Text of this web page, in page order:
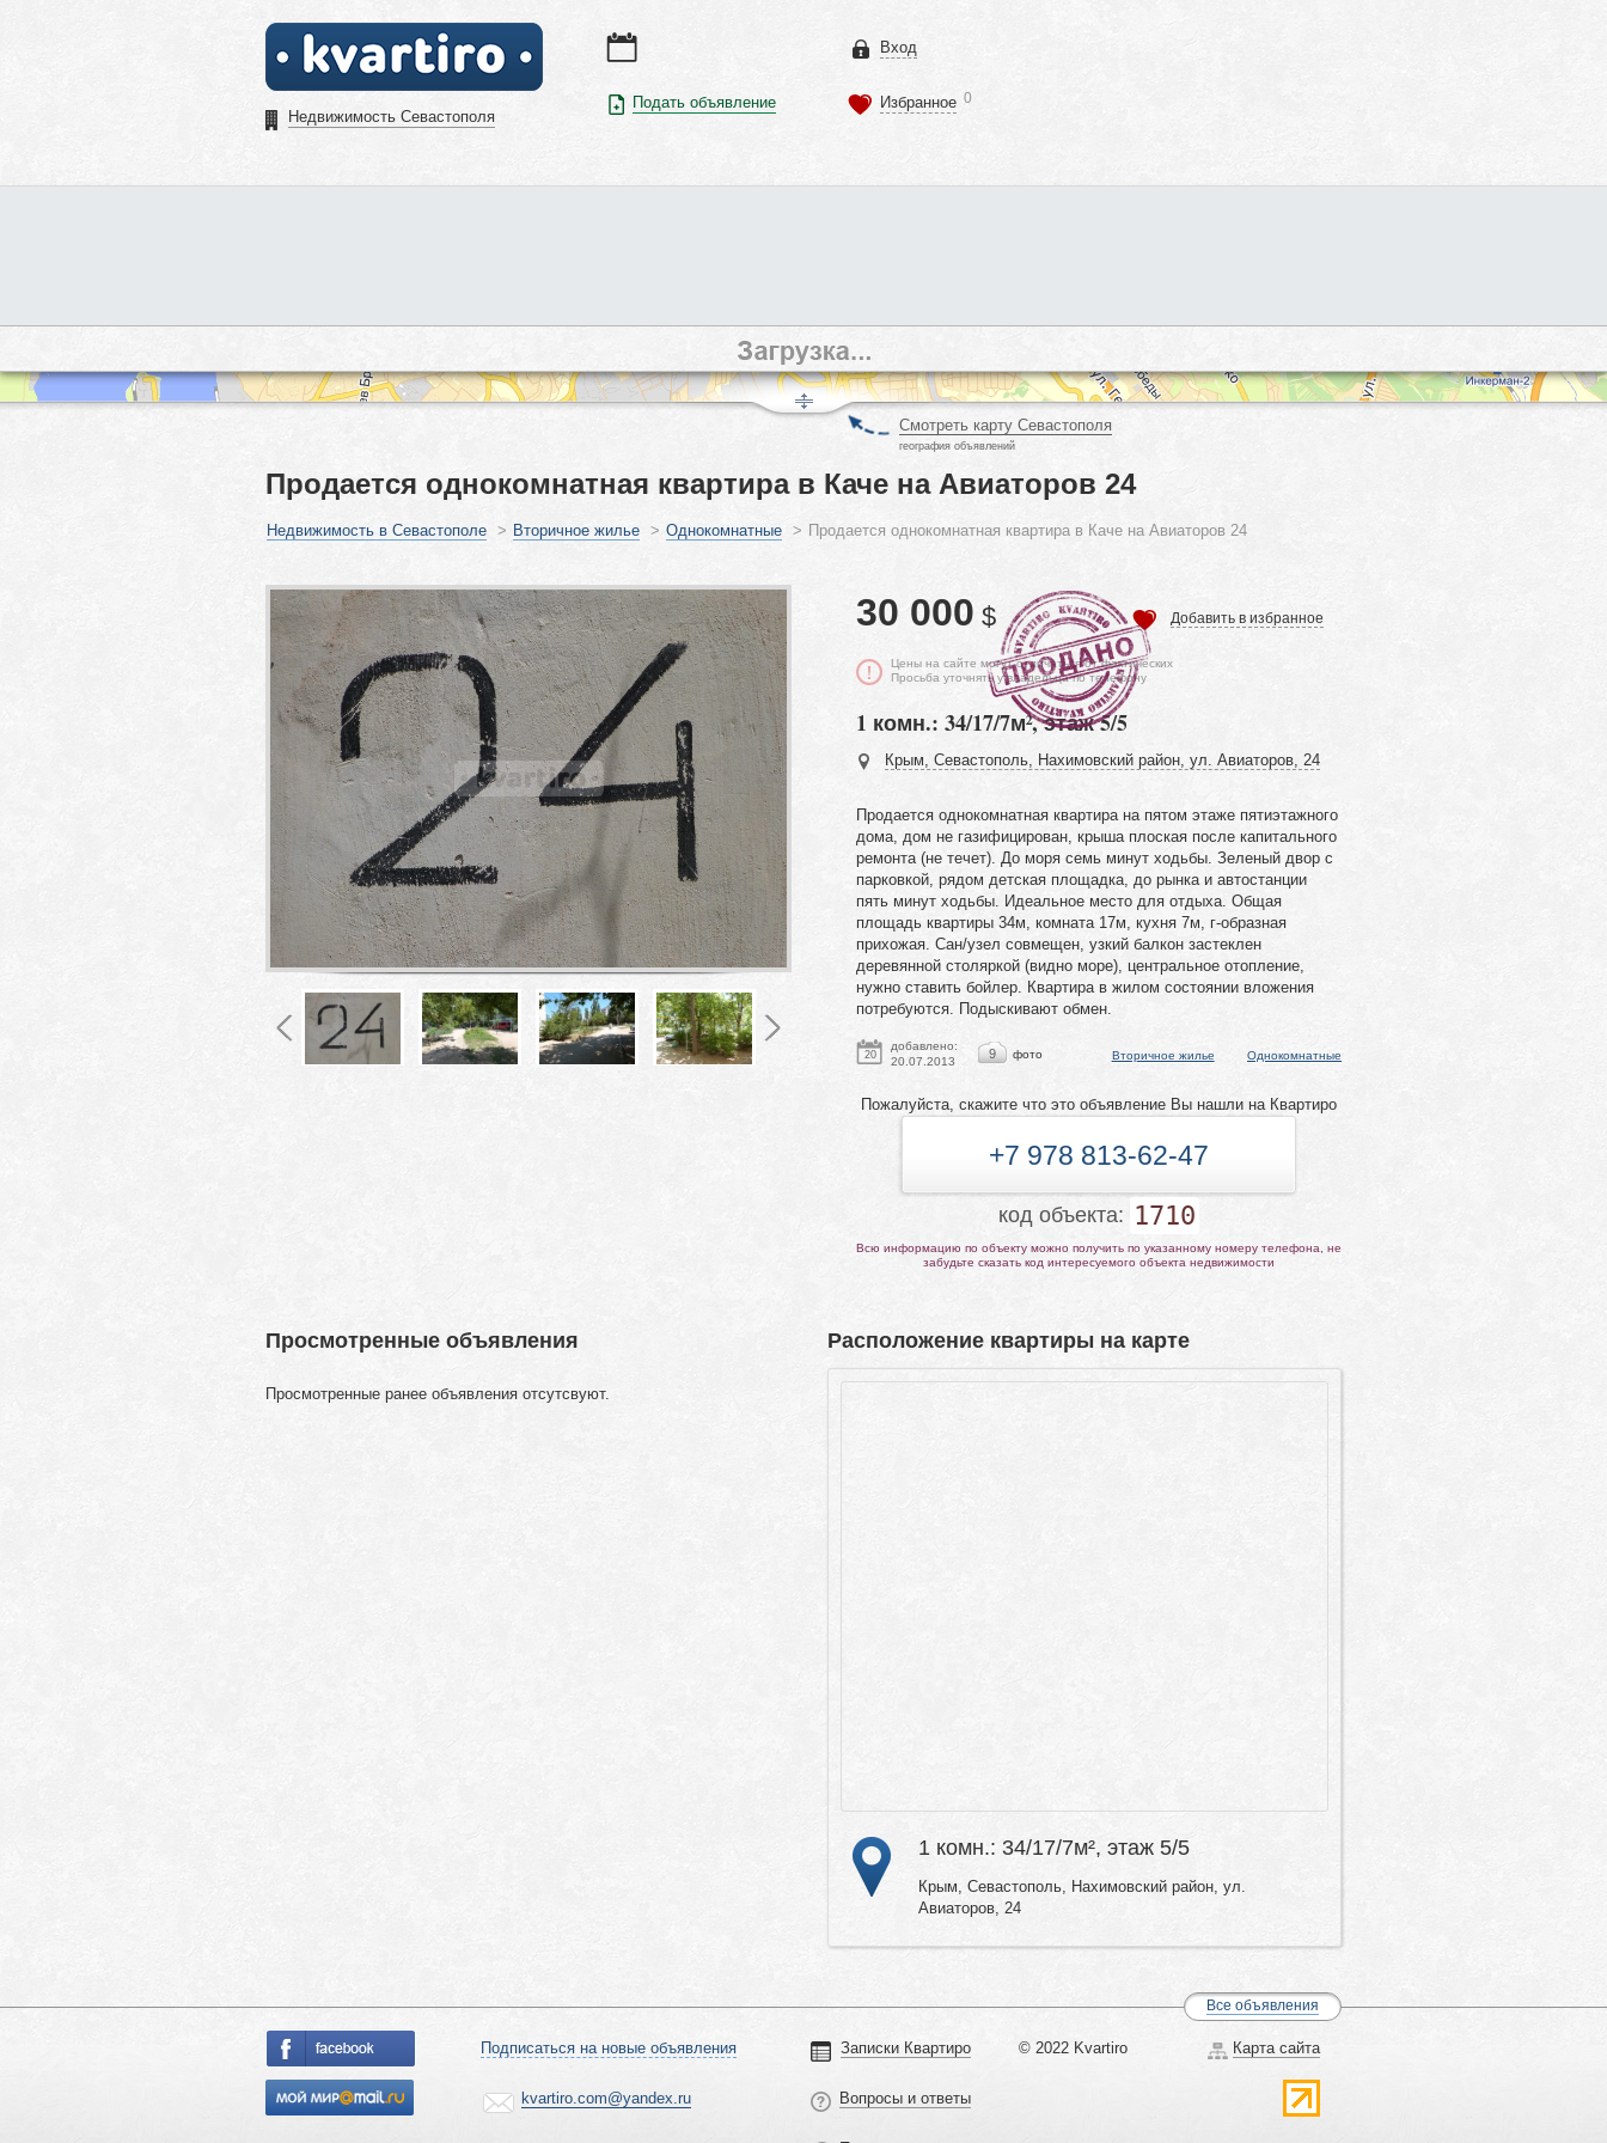
Недвижимость Севастополя
Подать объявление
Вход
Избранное 0
Смотреть карту Севастополя
география объявлений
Продается однокомнатная квартира в Каче на Авиаторов 24
Недвижимость в Севастополе > Вторичное жилье > Однокомнатные > Продается однокомнатная квартира в Каче на Авиаторов 24
30 000 $ Добавить в избранное
Цены на сайте могут отличаться от фактических
Просьба уточнять у владельца по телефону
1 комн.: 34/17/7м², этаж 5/5
Крым, Севастополь, Нахимовский район, ул. Авиаторов, 24
Продается однокомнатная квартира на пятом этаже пятиэтажного
дома, дом не газифицирован, крыша плоская после капитального
ремонта (не течет). До моря семь минут ходьбы. Зеленый двор с
парковкой, рядом детская площадка, до рынка и автостанции
пять минут ходьбы. Идеальное место для отдыха. Общая
площадь квартиры 34м, комната 17м, кухня 7м, г-образная
прихожая. Сан/узел совмещен, узкий балкон застеклен
деревянной столяркой (видно море), центральное отопление,
нужно ставить бойлер. Квартира в жилом состоянии вложения
потребуются. Подыскивают обмен.
20
добавлено:
20.07.2013
9 фото Вторичное жилье Однокомнатные
Пожалуйста, скажите что это объявление Вы нашли на Квартиро
+7 978 813-62-47
код объекта: 1710
Всю информацию по объекту можно получить по указанному номеру телефона, не
забудьте сказать код интересуемого объекта недвижимости
Расположение квартиры на карте
1 комн.: 34/17/7м², этаж 5/5
Крым, Севастополь, Нахимовский район, ул.
Авиаторов, 24
Просмотренные объявления
Просмотренные ранее объявления отсутсвуют.
Все объявления
Подписаться на новые объявления
kvartiro.com@yandex.ru
Записки Квартиро
Вопросы и ответы
© 2022 Kvartiro Карта сайта